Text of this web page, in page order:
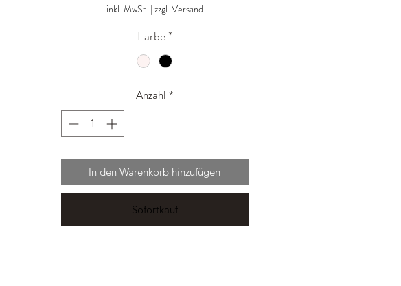
inkl. MwSt. | zzgl. Versand
Farbe*
Anzahl *
In den Warenkorb hinzufügen
Sofortkauf